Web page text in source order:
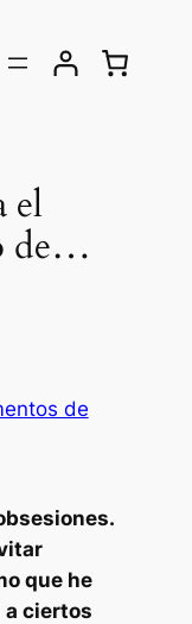
el
de…
de
que he
a ciertos